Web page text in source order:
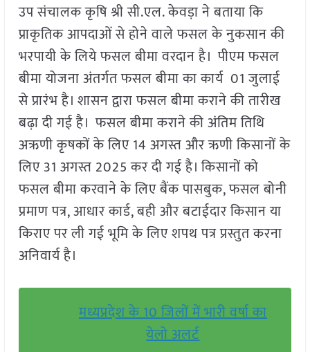
उप संचालक कृषि श्री सी.एल. केवड़ा ने बताया कि
प्राकृतिक आपदाओं से होने वाले फसल के नुकसान की
भरपायी के लिये फसल बीमा वरदान है। पीएम फसल
बीमा योजना अंतर्गत फसल बीमा का कार्य 01 जुलाई
से प्रारंभ है। शासन द्वारा फसल बीमा कराने की तारीख
बढ़ा दी गई है। फसल बीमा कराने की अंतिम तिथि
अऋणी कृषकों के लिए 14 अगस्त और ऋणी किसानों के
लिए 31 अगस्त 2025 कर दी गई है। किसानों को
फसल बीमा करवाने के लिए बैंक पासबुक, फसल बोनी
प्रमाण पत्र, आधार कार्ड, बही और बटाईदार किसान या
किराए पर ली गई भूमि के लिए शपथ पत्र प्रस्तुत करना
अनिवार्य है।
मध्यप्रदेश के 10 जिलों में भारी वर्षा का
येलो अलर्ट